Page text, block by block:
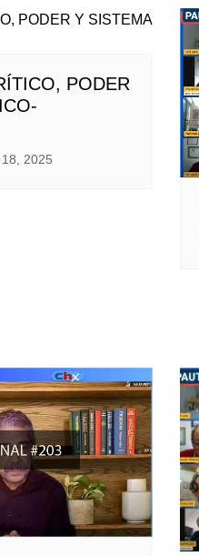
PODER
2025